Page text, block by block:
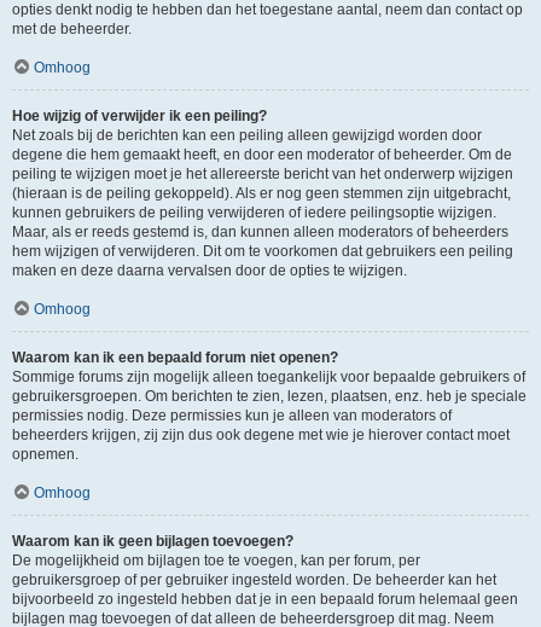
opties denkt nodig te hebben dan het toegestane aantal, neem dan contact op
met de beheerder.
Omhoog
Hoe wijzig of verwijder ik een peiling?
Net zoals bij de berichten kan een peiling alleen gewijzigd worden door
degene die hem gemaakt heeft, en door een moderator of beheerder. Om de
peiling te wijzigen moet je het allereerste bericht van het onderwerp wijzigen
(hieraan is de peiling gekoppeld). Als er nog geen stemmen zijn uitgebracht,
kunnen gebruikers de peiling verwijderen of iedere peilingsoptie wijzigen.
Maar, als er reeds gestemd is, dan kunnen alleen moderators of beheerders
hem wijzigen of verwijderen. Dit om te voorkomen dat gebruikers een peiling
maken en deze daarna vervalsen door de opties te wijzigen.
Omhoog
Waarom kan ik een bepaald forum niet openen?
Sommige forums zijn mogelijk alleen toegankelijk voor bepaalde gebruikers of
gebruikersgroepen. Om berichten te zien, lezen, plaatsen, enz. heb je speciale
permissies nodig. Deze permissies kun je alleen van moderators of
beheerders krijgen, zij zijn dus ook degene met wie je hierover contact moet
opnemen.
Omhoog
Waarom kan ik geen bijlagen toevoegen?
De mogelijkheid om bijlagen toe te voegen, kan per forum, per
gebruikersgroep of per gebruiker ingesteld worden. De beheerder kan het
bijvoorbeeld zo ingesteld hebben dat je in een bepaald forum helemaal geen
bijlagen mag toevoegen of dat alleen de beheerdersgroep dit mag. Neem